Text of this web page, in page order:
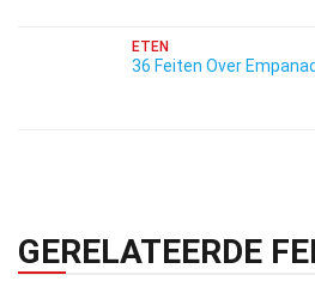
ETEN
36 Feiten Over
GERELATEERDE